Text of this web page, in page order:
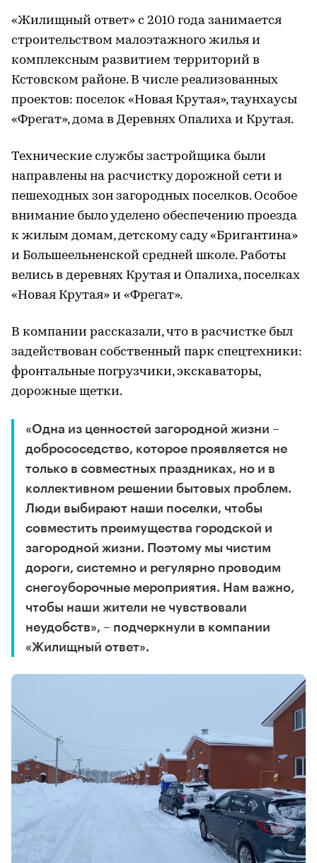
«Жилищный ответ» с 2010 года занимается
строительством малоэтажного жилья и
комплексным развитием территорий в
Кстовском районе. В числе реализованных
проектов: поселок «Новая Крутая», таунхаусы
«Фрегат», дома в Деревнях Опалиха и Крутая.
Технические службы застройщика были
направлены на расчистку дорожной сети и
пешеходных зон загородных поселков. Особое
внимание было уделено обеспечению проезда
к жилым домам, детскому саду «Бригантина»
и Большеельненской средней школе. Работы
велись в деревнях Крутая и Опалиха, поселках
«Новая Крутая» и «Фрегат».
В компании рассказали, что в расчистке был
задействован собственный парк спецтехники:
фронтальные погрузчики, экскаваторы,
дорожные щетки.
«Одна из ценностей загородной жизни –
добрососедство, которое проявляется не
только в совместных праздниках, но и в
коллективном решении бытовых проблем.
Люди выбирают наши поселки, чтобы
совместить преимущества городской и
загородной жизни. Поэтому мы чистим
дороги, системно и регулярно проводим
снегоуборочные мероприятия. Нам важно,
чтобы наши жители не чувствовали
неудобств», – подчеркнули в компании
«Жилищный ответ».